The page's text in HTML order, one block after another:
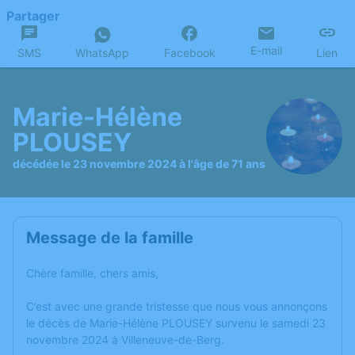
Partager
SMS WhatsApp Facebook E-mail Lien
Marie-Hélène
PLOUSEY
décédée le 23 novembre 2024 à l'âge de 71 ans
Message de la famille
Chère famille, chers amis,
C’est avec une grande tristesse que nous vous annonçons
le décès de Marie-Hélène PLOUSEY survenu le samedi 23
novembre 2024 à Villeneuve-de-Berg.